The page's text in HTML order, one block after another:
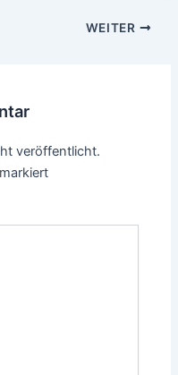
WEITER
veröffentlicht.
markiert